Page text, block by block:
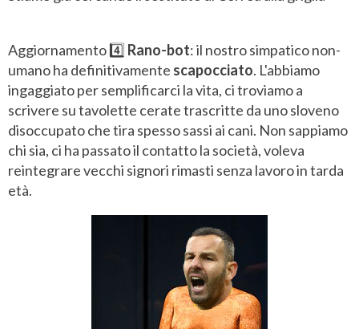
Aggiornamento 4️⃣ Rano-bot: il nostro simpatico non-
umano ha definitivamente scapocciato. L'abbiamo
ingaggiato per semplificarci la vita, ci troviamo a
scrivere su tavolette cerate trascritte da uno sloveno
disoccupato che tira spesso sassi ai cani. Non sappiamo
chi sia, ci ha passato il contatto la società, voleva
reintegrare vecchi signori rimasti senza lavoro in tarda
età.